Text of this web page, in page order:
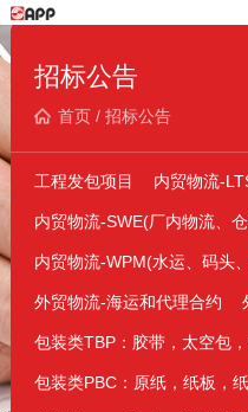
招标公告
首页/ 招标公告
工程发包项目 内贸物流-
内贸物流-SWE(厂内物流、
内贸物流-WPM(水运、码头
外贸物流-海运和代理合约
包装类TBP：胶带，太空包
包装类PBC：原纸，纸板，